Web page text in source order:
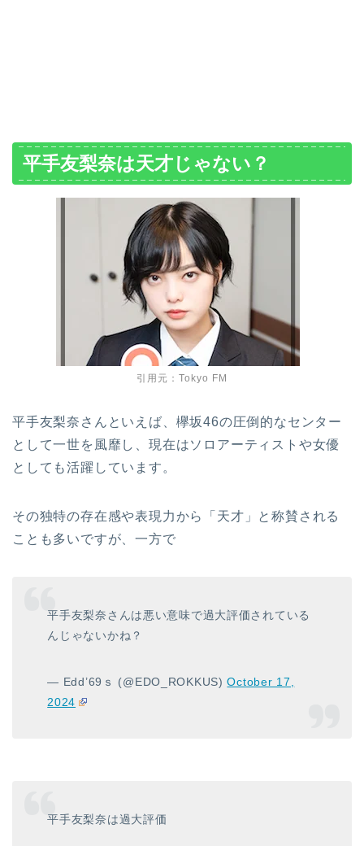
平手友梨奈は天才じゃない？
引用元：Tokyo FM
平手友梨奈さんといえば、欅坂46の圧倒的なセンター
として一世を風靡し、現在はソロアーティストや女優
としても活躍しています。
その独特の存在感や表現力から「天才」と称賛される
ことも多いですが、一方で
平手友梨奈さんは悪い意味で過大評価されている
んじゃないかね？
— Edd’69ｓ (@EDO_ROKKUS)October 17,
2024
平手友梨奈は過大評価